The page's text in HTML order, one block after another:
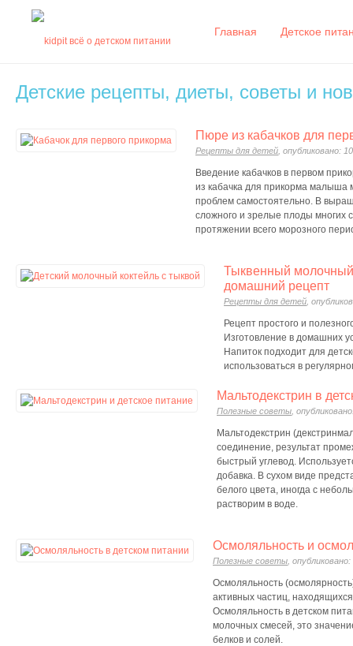
Главная Детское
Детские рецепты, диеты, советы и
Пюре из кабачков для
Рецепты для детей , опубликовано:
Введение кабачков в первом
из кабачка для прикорма малыша
проблем самостоятельно. В
сложного и зрелые плоды многих
протяжении всего морозного
Тыквенный
домашний рецепт
Рецепты для детей ,
Рецепт простого и
Изготовление в домашних
Напиток подходит для
использоваться в
Мальтодекстрин в
Полезные советы ,
Мальтодекстрин
соединение, результат
быстрый углевод.
добавка. В сухом виде
белого цвета, иногда с
растворим в воде.
Осмоляльность и
Полезные советы ,
Осмоляльность
активных частиц,
Осмоляльность в детском
молочных смесей, это
белков и солей.